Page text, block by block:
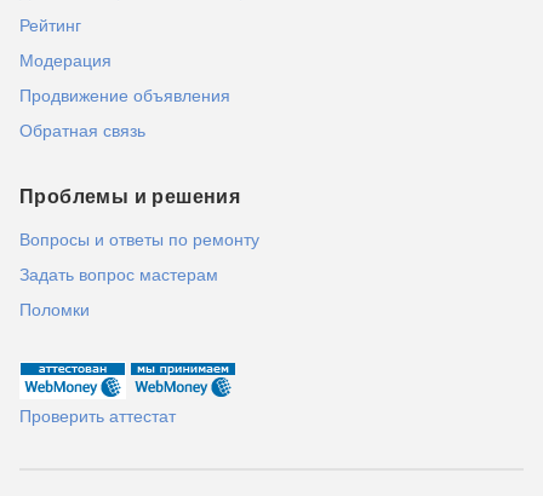
Рейтинг
Модерация
Продвижение объявления
Обратная связь
Проблемы и решения
Вопросы и ответы по ремонту
Задать вопрос мастерам
Поломки
Проверить аттестат